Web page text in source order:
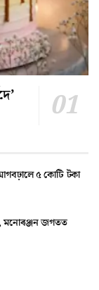
৫ কোটি টকা
মনোৰঞ্জন জগতত